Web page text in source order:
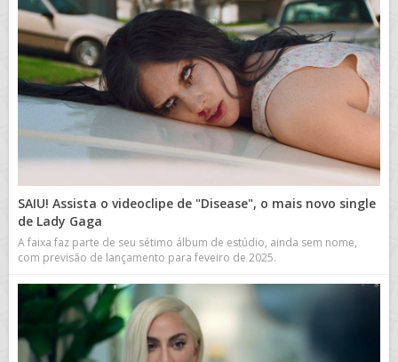
SAIU! Assista o videoclipe de "Disease", o mais novo single
de Lady Gaga
A faixa faz parte de seu sétimo álbum de estúdio, ainda sem nome,
com previsão de lançamento para feveiro de 2025.